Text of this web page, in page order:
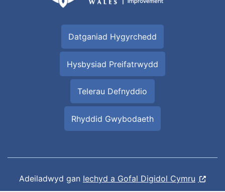
Datganiad Hygyrchedd
Hysbysiad Preifatrwydd
Telerau Defnyddio
Rhyddid Gwybodaeth
Adeiladwyd gan Iechyd a Gofal Digidol Cymru